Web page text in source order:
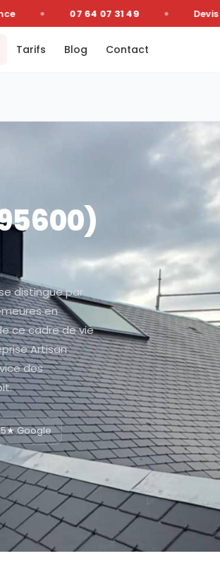
07 64 07 31 49 Devis
Tarifs Blog Contact
)
distingue par
en
ce cadre de vie
Artisan
des
5★ Google